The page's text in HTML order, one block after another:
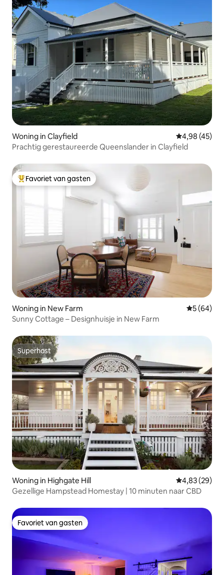
Woning in Clayfield Gemiddelde
4,98 (45)
Prachtig gerestaureerde Queenslander in Clayfield
Topfavoriet van gasten
Favoriet van gasten
Woning in New Farm
5 (64)
Sunny Cottage – Designhuisje in New Farm
Superhost
Superhost
Woning in Highgate Hill Gemiddelde
4,83 (29)
Gezellige Hampstead Homestay | 10 minuten naar CBD
Favoriet van gasten
Favoriet van gasten